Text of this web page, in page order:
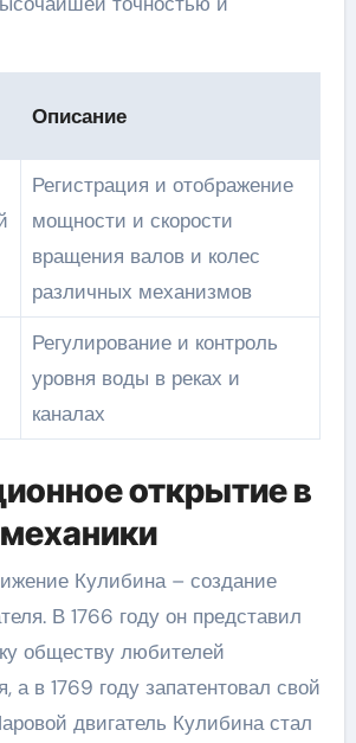
Описание
Регистрация и отображение
мощности и скорости
вращения валов и колес
различных механизмов
Регулирование и контроль
уровня воды в реках и
каналах
открытие в
Кулибина – создание
В 1766 году он представил
обществу любителей
а в 1769 году запатентовал свой
двигатель Кулибина стал